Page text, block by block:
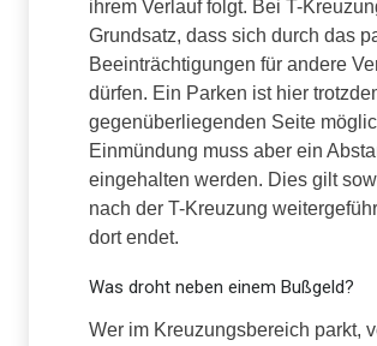
ihrem Verlauf folgt. Bei T-
Grundsatz, dass sich durch das
Beeinträchtigungen für andere
dürfen. Ein Parken ist hier
gegenüberliegenden Seite
Einmündung muss aber ein
eingehalten werden. Dies gilt
nach der T-Kreuzung
dort endet.
Was droht neben einem Bußgeld?
Wer im Kreuzungsbereich parkt,